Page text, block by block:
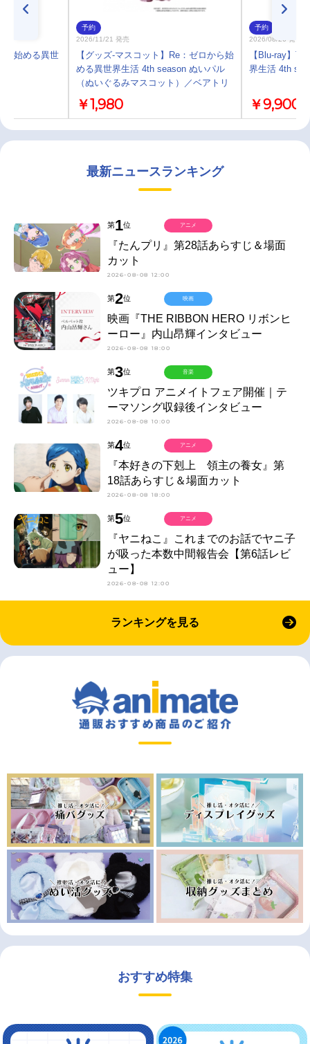
ら始める異世
予約
2026/11/21 発売
【グッズ-マスコット】Re：ゼロから始
める異世界生活 4th season ぬいパル
（ぬいぐるみマスコット）／ベアトリ
￥1,980
予約
2026/08/26 発売
【Blu-ray】
界生活 4th
￥9,900
最新ニュースランキング
第1位
『たんプリ』第28話あらすじ＆場面
カット
2026-08-08 12:00
アニメ
第2位
映画『THE RIBBON HERO リボンヒ
ーロー』内山昂輝インタビュー
2026-08-08 18:00
映画
第3位
ツキプロ アニメイトフェア開催｜テ
ーマソング収録後インタビュー
2026-08-08 10:00
音楽
第4位
『本好きの下剋上 領主の養女』第
18話あらすじ＆場面カット
2026-08-08 18:00
アニメ
第5位
『ヤニねこ』これまでのお話でヤニ子
が吸った本数中間報告会【第6話レビ
ュー】
2026-08-08 12:00
アニメ
ランキングを見る
おすすめ特集